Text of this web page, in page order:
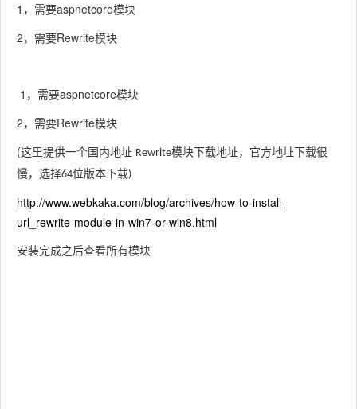
1， 需要aspnetcore模块
2， 需要Rewrite模块
1，需要aspnetcore模块
2，需要Rewrite模块
(这里提供一个国内地址 Rewrite模块下载地址，官方地址下载很
慢，选择64位版本下载)
http://www.webkaka.com/blog/archives/how-to-install-
url_rewrite-module-in-win7-or-win8.html
安装完成之后查看所有模块